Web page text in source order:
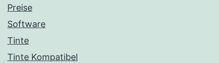
Preise
Software
Tinte
Tinte Kompatibel